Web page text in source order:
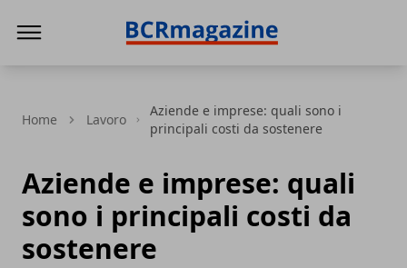
Home Lavoro
Aziende e imprese: quali sono i
principali costi da sostenere
Aziende e imprese: quali
sono i principali costi da
sostenere